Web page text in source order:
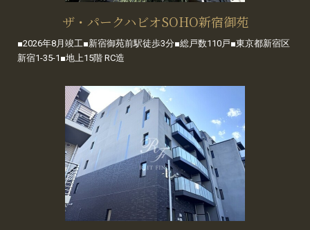
ザ・パークハビオSOHO新宿御苑
■2026年8月竣工■新宿御苑前駅徒歩3分■総戸数110戸■東京都新宿区
新宿1-35-1■地上15階 RC造